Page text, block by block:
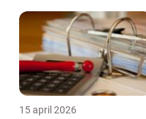
15 april 2026